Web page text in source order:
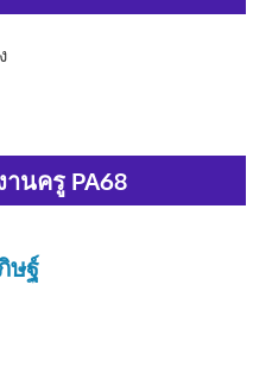
นครู PA68
ษฐ์